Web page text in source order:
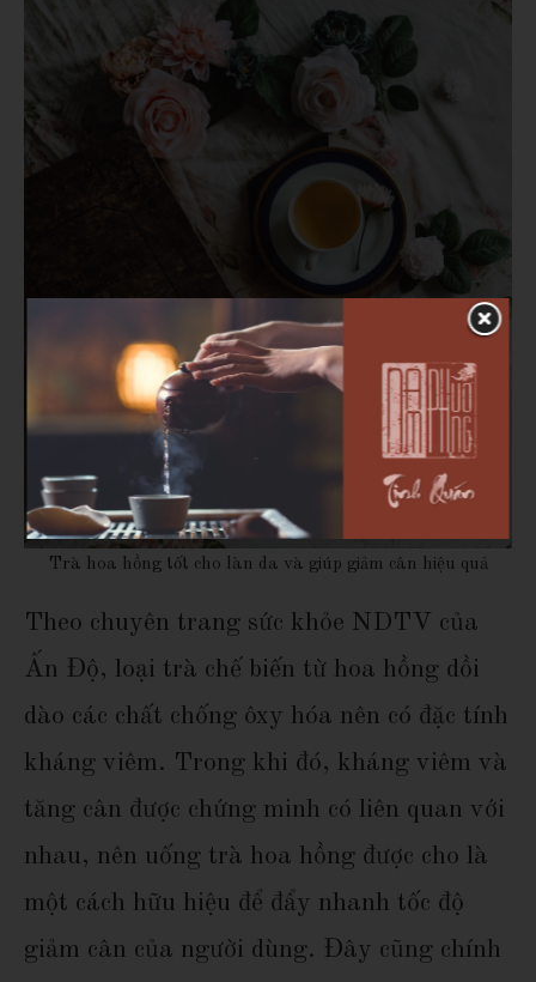
Trà hoa hồng tốt cho làn da và giúp giảm cân hiệu quả
Theo chuyên trang sức khỏe NDTV của
Ấn Độ, loại trà chế biến từ hoa hồng dồi
dào các chất chống ôxy hóa nên có đặc tính
kháng viêm. Trong khi đó, kháng viêm và
tăng cân được chứng minh có liên quan với
nhau, nên uống trà hoa hồng được cho là
một cách hữu hiệu để đẩy nhanh tốc độ
giảm cân của người dùng. Đây cũng chính